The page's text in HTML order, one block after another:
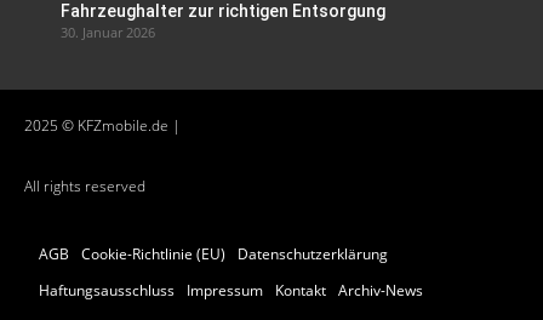
Fahrzeughalter zur richtigen Entsorgung
30. Januar 2026
2025 © KFZmobile.de |
All rights reserved
AGB Cookie-Richtlinie (EU)
Datenschutzerklärung
Haftungsausschluss
Impressum Kontakt Archiv-News